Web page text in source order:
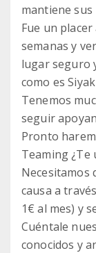
mantiene
Fue un
semanas y
lugar seguro
como es
Tenemos
seguir
Pronto
Teaming ¿Te
Necesitamos
causa a
1€ al mes) y
Cuéntale
conocidos y